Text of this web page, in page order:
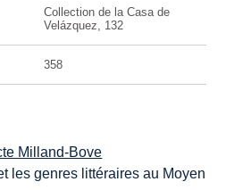
Collection de la Casa de
Velázquez, 132
358
Milland-Bove
les genres littéraires au Moyen